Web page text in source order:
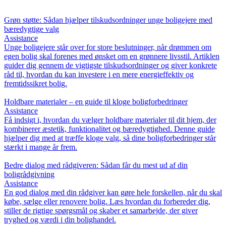
Grøn støtte: Sådan hjælper tilskudsordninger unge boligejere med
bæredygtige valg
Assistance
Unge boligejere står over for store beslutninger, når drømmen om
egen bolig skal forenes med ønsket om en grønnere livsstil. Artiklen
guider dig gennem de vigtigste tilskudsordninger og giver konkrete
råd til, hvordan du kan investere i en mere energieffektiv og
fremtidssikret bolig.
Holdbare materialer – en guide til kloge boligforbedringer
Assistance
Få indsigt i, hvordan du vælger holdbare materialer til dit hjem, der
kombinerer æstetik, funktionalitet og bæredygtighed. Denne guide
hjælper dig med at træffe kloge valg, så dine boligforbedringer står
stærkt i mange år frem.
Bedre dialog med rådgiveren: Sådan får du mest ud af din
boligrådgivning
Assistance
En god dialog med din rådgiver kan gøre hele forskellen, når du skal
købe, sælge eller renovere bolig. Læs hvordan du forbereder dig,
stiller de rigtige spørgsmål og skaber et samarbejde, der giver
tryghed og værdi i din bolighandel.